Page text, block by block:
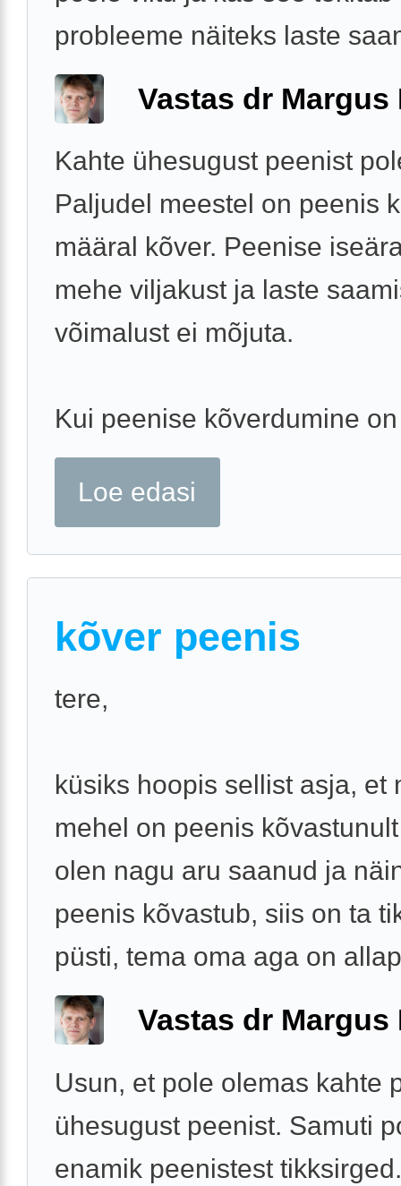
probleeme näiteks laste
Vastas dr Margus
Kahte ühesugust peenist
Paljudel meestel on peenis
määral kõver. Peenise
mehe viljakust ja laste
võimalust ei mõjuta.
Kui peenise kõverdumine
Loe edasi
kõver peenis
tere,
küsiks hoopis sellist asja, et
mehel on peenis
olen nagu aru saanud ja
peenis kõvastub, siis on ta
püsti, tema oma aga on
Vastas dr Margus
Usun, et pole olemas kahte
ühesugust peenist. Samuti
enamik peenistest tikksirged.